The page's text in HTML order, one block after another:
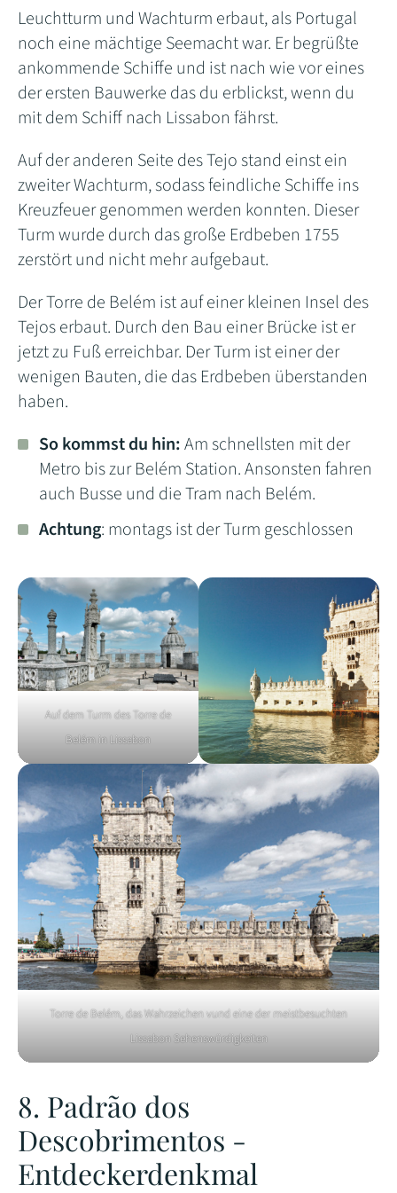
Leuchtturm und Wachturm erbaut, als Portugal
noch eine mächtige Seemacht war. Er begrüßte
ankommende Schiffe und ist nach wie vor eines
der ersten Bauwerke das du erblickst, wenn du
mit dem Schiff nach Lissabon fährst.
Auf der anderen Seite des Tejo stand einst ein
zweiter Wachturm, sodass feindliche Schiffe ins
Kreuzfeuer genommen werden konnten. Dieser
Turm wurde durch das große Erdbeben 1755
zerstört und nicht mehr aufgebaut.
Der Torre de Belém ist auf einer kleinen Insel des
Tejos erbaut. Durch den Bau einer Brücke ist er
jetzt zu Fuß erreichbar. Der Turm ist einer der
wenigen Bauten, die das Erdbeben überstanden
haben.
So kommst du hin:Am schnellsten mit der
Metro bis zur Belém Station. Ansonsten fahren
auch Busse und die Tram nach Belém.
Achtung: montags ist der Turm geschlossen
Auf dem Turm des Torre de
Belém in Lissabon
Torre de Belém, das Wahrzeichen vund eine der meistbesuchten
Lissabon Sehenswürdigkeiten
8. Padrão dos
Descobrimentos -
Entdeckerdenkmal